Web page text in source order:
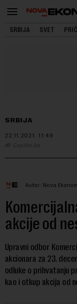
SRBIJA SVET
SRBIJA
22.11.2021. 11:49
Capital.ba
Autor: Nova
akcije od
Upravni odbor
akcionara za 23.
odluke o prihvatanju
kao i otkup akcija od